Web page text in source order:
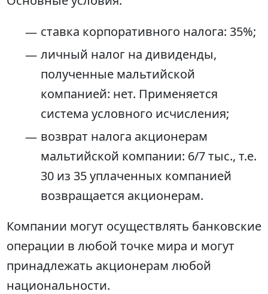
ставка корпоративного налога: 35%;
личный налог на дивиденды,
полученные мальтийской
компанией: нет. Применяется
система условного исчисления;
возврат налога акционерам
мальтийской компании: 6/7 тыс., т.е.
30 из 35 уплаченных компанией
возвращается акционерам.
Компании могут осуществлять банковские
операции в любой точке мира и могут
принадлежать акционерам любой
национальности.